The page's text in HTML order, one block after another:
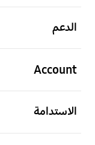
الدعم
Account
الاستدامة